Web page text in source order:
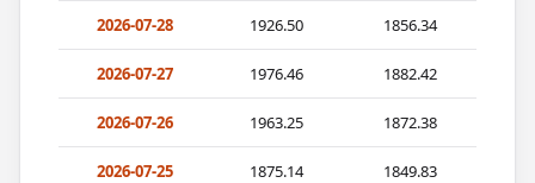
2026-07-28 1926.50 1856.34
2026-07-27 1976.46 1882.42
2026-07-26 1963.25 1872.38
2026-07-25 1875.14 1849.83